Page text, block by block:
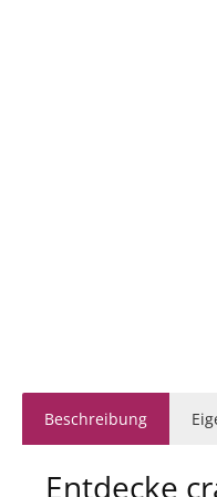
Beschreibung
Entdecke